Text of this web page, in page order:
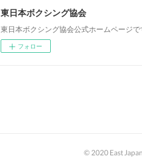
東日本ボクシング協会
東日本ボクシング協会公式ホームページで
フォロー
© 2020 East